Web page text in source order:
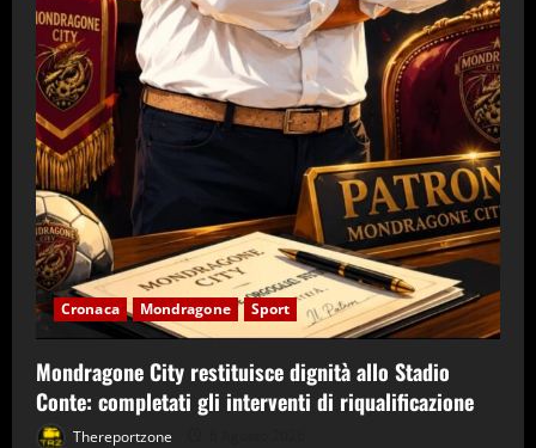
Cronaca Mondragone Sport
Mondragone City restituisce dignità allo Stadio
Conte: completati gli interventi di riqualificazione
Thereportzone